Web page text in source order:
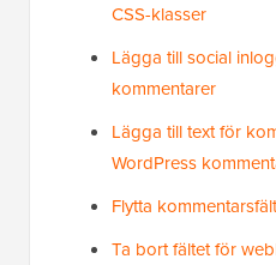
CSS-klasser
Lägga till social
kommentarer
Lägga till text för
WordPress
Flytta
Ta bort fältet för